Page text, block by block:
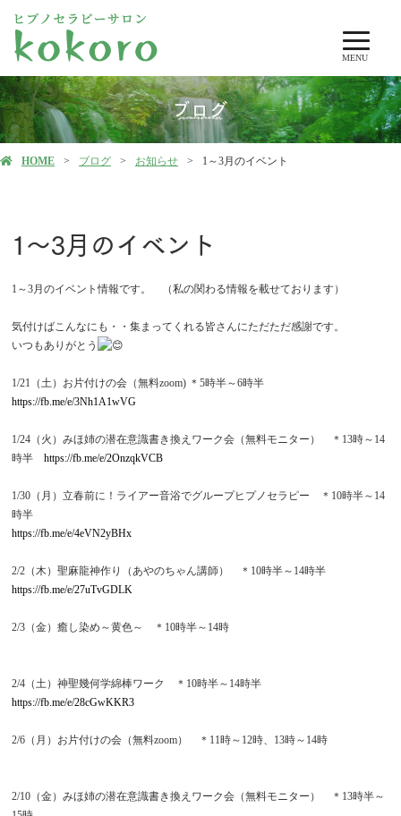
MENU
ブログ
HOME ブログ お知らせ 1～3月のイベント
1～3月のイベント
1～3月のイベント情報です。 （私の関わる情報を載せております）
気付けばこんなにも・・集まってくれる皆さんにただただ感謝です。
いつもありがとう
1/21（土）お片付けの会（無料zoom) ＊5時半～6時半
https://fb.me/e/3Nh1A1wVG
1/24（火）みほ姉の潜在意識書き換えワーク会（無料モニター） ＊13時～14
時半 https://fb.me/e/2OnzqkVCB
1/30（月）立春前に！ライアー音浴でグループヒプノセラピー ＊10時半～14
時半
https://fb.me/e/4eVN2yBHx
2/2（木）聖麻龍神作り（あやのちゃん講師） ＊10時半～14時半
https://fb.me/e/27uTvGDLK
2/3（金）癒し染め～黄色～ ＊10時半～14時
2/4（土）神聖幾何学綿棒ワーク ＊10時半～14時半
https://fb.me/e/28cGwKKR3
2/6（月）お片付けの会（無料zoom） ＊11時～12時、13時～14時
2/10（金）みほ姉の潜在意識書き換えワーク会（無料モニター） ＊13時半～